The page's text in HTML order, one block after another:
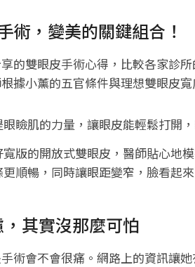
術，變美的關鍵組合！
的雙眼皮手術心得，比較各家診
據小薰的五官條件與理想雙眼皮
眼瞼肌的力量，讓眼皮能輕鬆打開
寬版的開放式雙眼皮，醫師貼心地
順暢，同時讓眼距變窄，臉看起來
其實沒那麼可怕
術會不會很痛。網路上的資訊讓